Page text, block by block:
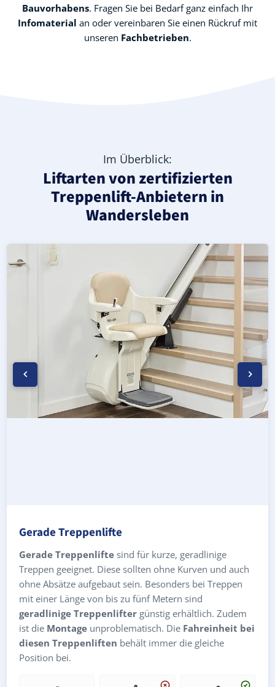
Bauvorhabens. Fragen Sie bei Bedarf ganz einfach Ihr
Infomaterial an oder vereinbaren Sie einen Rückruf mit
unseren Fachbetrieben.
Im Überblick:
Liftarten von zertifizierten
Treppenlift-Anbietern in
Wandersleben
Moderner gerader Treppenlift in Wandersleben
Geprüfter, gebrauchter Treppenlift für gerade
Neuer Treppenlift für gerade Treppen in
Gerade Treppenlifte
Gerade Treppenlifte sind für kurze, geradlinige
Treppen geeignet. Diese sollten ohne Kurven und auch
ohne Absätze aufgebaut sein. Besonders bei Treppen
mit einer Länge von bis zu fünf Metern sind
geradlinige Treppenlifter günstig erhältlich. Zudem
ist die Montage unproblematisch. Die Fahreinheit bei
diesen Treppenliften behält immer die gleiche
Position bei.